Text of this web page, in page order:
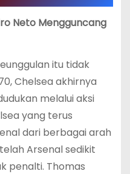
Neto Mengguncang
itu tidak
Chelsea akhirnya
melalui aksi
yang terus
dari berbagai arah
Arsenal sedikit
penalti. Thomas